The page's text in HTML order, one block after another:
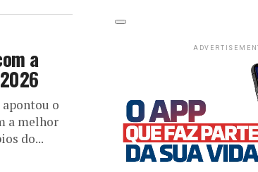
a
apontou o
a melhor
do...